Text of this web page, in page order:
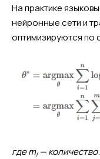
На практике
нейронные сети и
оптимизируются
где mi— количество